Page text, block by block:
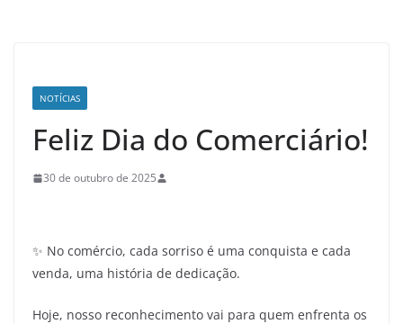
NOTÍCIAS
Feliz Dia do Comerciário!
30 de outubro de 2025
✨ No comércio, cada sorriso é uma conquista e cada
venda, uma história de dedicação.
Hoje, nosso reconhecimento vai para quem enfrenta os